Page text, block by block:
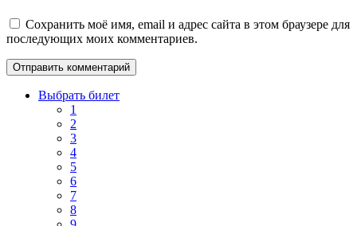
Сохранить моё имя, email и адрес сайта в этом браузере для
последующих моих комментариев.
Выбрать билет
1
2
3
4
5
6
7
8